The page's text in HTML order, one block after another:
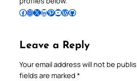
Follow Pradeep on Facebook Follow Pradeep on InstagramFollow Pradeep on X Follow Pradeep on LinkedIn Follow Pradeep on Pinterest Subscribe to Pradeep’s Youtube Channel Follow Pradeep on WordPress Follow Pradeep on GitHub
Leave a Reply
Your email address will not be
fields are marked *